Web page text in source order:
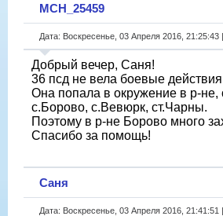
МСН_25459
Дата: Воскресенье, 03 Апреля 2016,
Добрый вечер, Саня!
36 псд не вела боевые
Она попала в окружение в р-не,
с.Борово, с.Вевюрк, ст.Чарны.
Поэтому в р-не Борово много
Спасибо за помощь!
Саня
Дата: Воскресенье, 03 Апреля 2016,